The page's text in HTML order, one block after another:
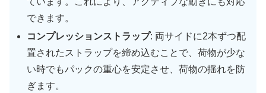
できます。
コンプレッションストラップ: 両サイドに2本ずつ配
置されたストラップを締め込むことで、荷物が少な
い時でもパックの重心を安定させ、荷物の揺れを防
ぎます。